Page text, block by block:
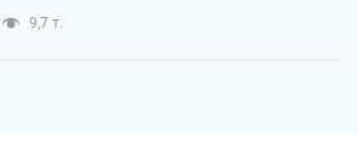
9,7 т.